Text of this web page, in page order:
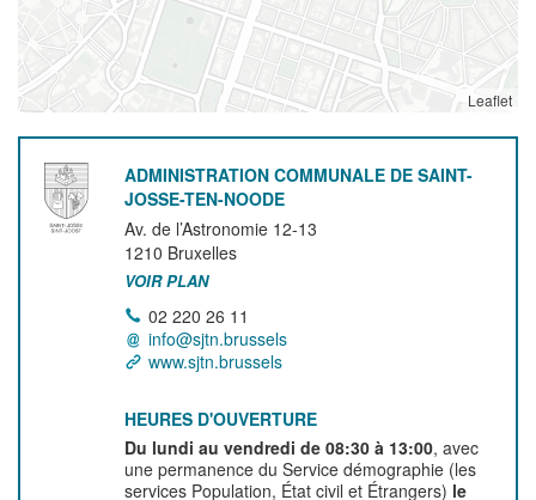
Leaflet
ADMINISTRATION COMMUNALE DE SAINT-
JOSSE-TEN-NOODE
Av. de l’Astronomie 12-13
1210 Bruxelles
VOIR PLAN
02 220 26 11
info@sjtn.brussels
www.sjtn.brussels
HEURES D'OUVERTURE
Du lundi au vendredi de 08:30 à 13:00, avec
une permanence du Service démographie (les
services Population, État civil et Étrangers) le